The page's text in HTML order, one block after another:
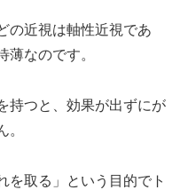
の近視は軸性近視であ
薄なのです。
持つと、効果が出ずにが
。
を取る」という目的でト